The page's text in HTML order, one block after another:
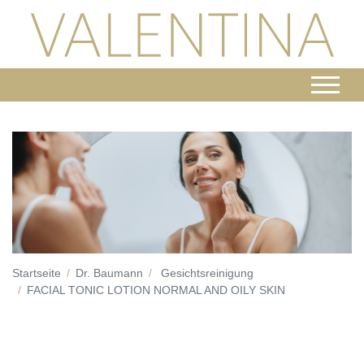
Startseite Dr. Baumann
Gesichtsreinigung
FACIAL TONIC LOTION NORMAL AND OILY SKIN